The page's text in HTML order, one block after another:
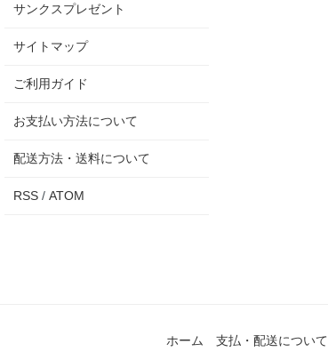
サンクスプレゼント
サイトマップ
ご利用ガイド
お支払い方法について
配送方法・送料について
RSS / ATOM
ホーム 支払・配送について